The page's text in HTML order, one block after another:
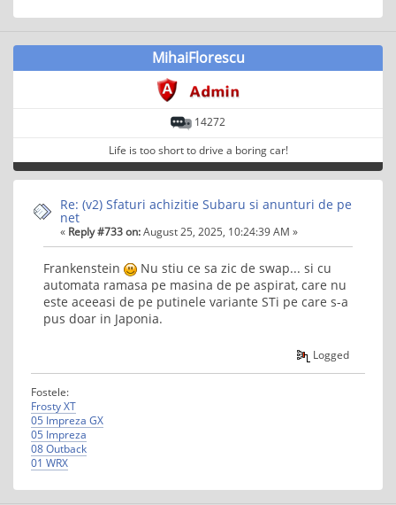
MihaiFlorescu
14272
Life is too short to drive a boring car!
Re: (v2) Sfaturi achizitie Subaru si anunturi de pe
net
« Reply #733 on:August 25, 2025, 10:24:39 AM »
Frankenstein
Nu stiu ce sa zic de swap... si cu
automata ramasa pe masina de pe aspirat, care nu
este aceeasi de pe putinele variante STi pe care s-a
pus doar in Japonia.
Logged
Fostele:
Frosty XT
05 Impreza GX
05 Impreza
08 Outback
01 WRX